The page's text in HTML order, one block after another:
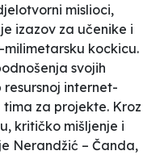
mislioci,
izazov za učenike i
kockicu.
svojih
internet-
za projekte. Kroz
kritičko mišljenje i
Nerandžić – Čanda,